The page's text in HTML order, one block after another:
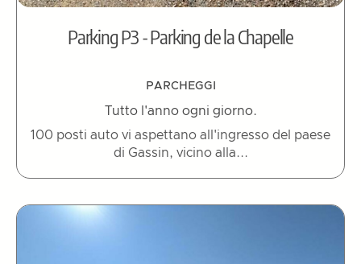
Parking P3 - Parking de la Chapelle
PARCHEGGI
Tutto l'anno ogni giorno.
100 posti auto vi aspettano all'ingresso del paese
di Gassin, vicino alla...